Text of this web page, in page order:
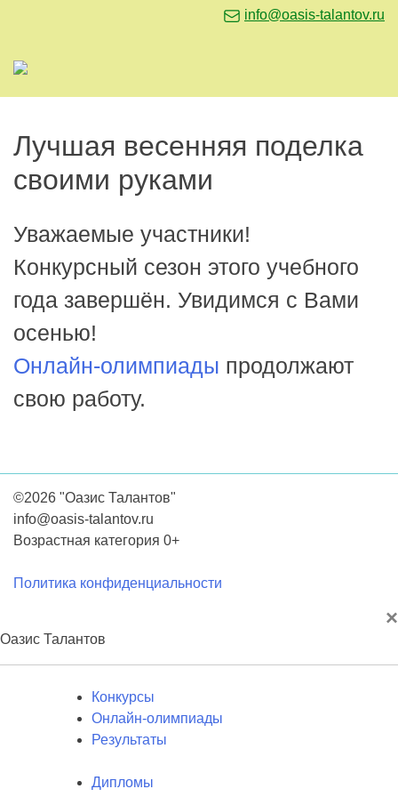
info@oasis-talantov.ru
Лучшая весенняя поделка
своими руками
Уважаемые участники!
Конкурсный сезон этого учебного
года завершён. Увидимся с Вами
осенью!
Онлайн-олимпиады продолжают
свою работу.
©2026 "Оазис Талантов"
info@oasis-talantov.ru
Возрастная категория 0+
Политика конфиденциальности
×
Оазис Талантов
Конкурсы
Онлайн-олимпиады
Результаты
Дипломы